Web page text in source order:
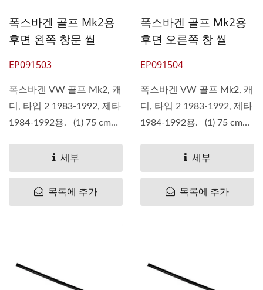
폭스바겐 골프 Mk2용
후면 왼쪽 창문 씰
EP091503
폭스바겐 VW 골프 Mk2, 캐
디, 타입 2 1983-1992, 제타
1984-1992용. (1) 75 cm
세부
목록에 추가
폭스바겐 골프 Mk2용
후면 오른쪽 창 씰
EP091504
폭스바겐 VW 골프 Mk2, 캐
디, 타입 2 1983-1992, 제타
1984-1992용. (1) 75 cm
세부
목록에 추가